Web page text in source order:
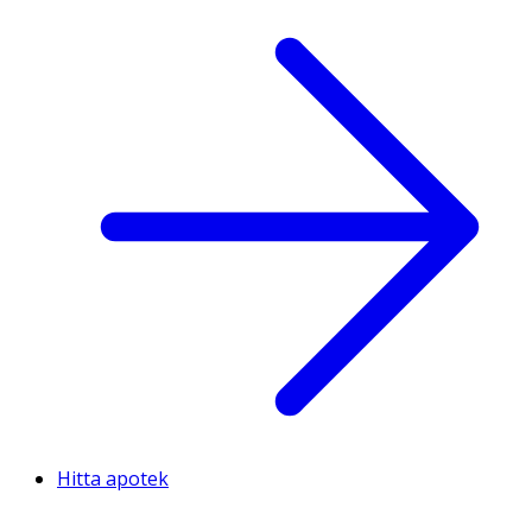
Hitta apotek